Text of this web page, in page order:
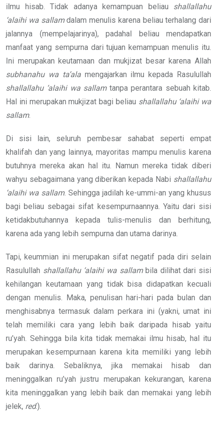
ilmu hisab. Tidak adanya kemampuan beliau shallallahu
‘alaihi wa sallamdalam menulis karena beliau terhalang dari
jalannya (mempelajarinya), padahal beliau mendapatkan
manfaat yang sempurna dari tujuan kemampuan menulis itu.
Ini merupakan keutamaan dan mukjizat besar karena Allah
subhanahu wa ta’alamengajarkan ilmu kepada Rasulullah
shallallahu ‘alaihi wa sallamtanpa perantara sebuah kitab.
Hal ini merupakan mukjizat bagi beliau shallallahu ‘alaihi wa
sallam.
Di sisi lain, seluruh pembesar sahabat seperti empat
khalifah dan yang lainnya, mayoritas mampu menulis karena
butuhnya mereka akan hal itu. Namun mereka tidak diberi
wahyu sebagaimana yang diberikan kepada Nabi shallallahu
‘alaihi wa sallam. Sehingga jadilah ke-ummi-an yang khusus
bagi beliau sebagai sifat kesempurnaannya. Yaitu dari sisi
ketidakbutuhannya kepada tulis-menulis dan berhitung,
karena ada yang lebih sempurna dan utama darinya.
Tapi, keummian ini merupakan sifat negatif pada diri selain
Rasulullah shallallahu ‘alaihi wa sallambila dilihat dari sisi
kehilangan keutamaan yang tidak bisa didapatkan kecuali
dengan menulis. Maka, penulisan hari-hari pada bulan dan
menghisabnya termasuk dalam perkara ini (yakni, umat ini
telah memiliki cara yang lebih baik daripada hisab yaitu
ru’yah. Sehingga bila kita tidak memakai ilmu hisab, hal itu
merupakan kesempurnaan karena kita memiliki yang lebih
baik darinya. Sebaliknya, jika memakai hisab dan
meninggalkan ru’yah justru merupakan kekurangan, karena
kita meninggalkan yang lebih baik dan memakai yang lebih
jelek, red.).